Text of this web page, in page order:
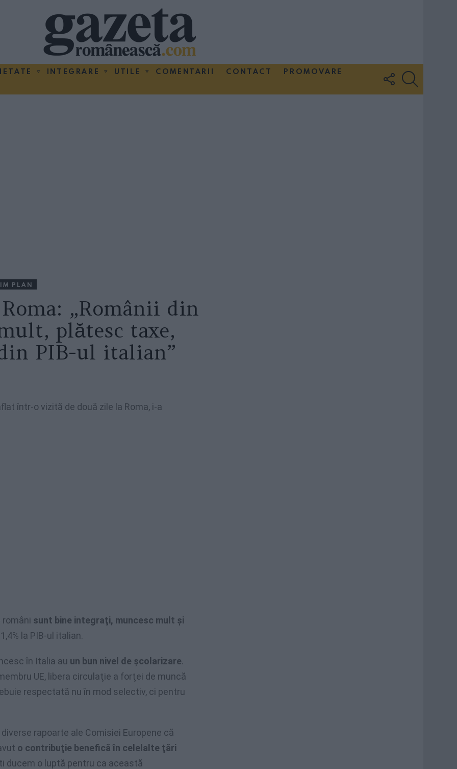
INTEGRARE UTILE COMENTARII CONTACT
PROMOVARE
FOLLOW
US
PLAN
„Românii din
plătesc taxe,
PIB-ul italian”
într-o vizită de două zile la Roma, i-a
români sunt bine integraţi, muncesc mult şi
la PIB-ul italian.
în Italia au un bun nivel de şcolarizare.
UE, libera circulaţie a forţei de muncă
respectată nu în mod selectiv, ci pentru
rapoarte ale Comisiei Europene că
o contribuţie benefică în celelalte ţări
ducem o luptă pentru ca această